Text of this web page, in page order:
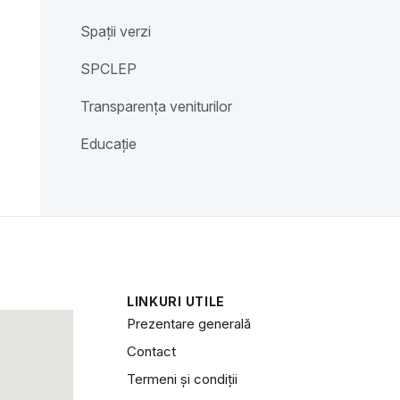
Spații verzi
SPCLEP
Transparența veniturilor
Educație
LINKURI UTILE
Prezentare generală
Contact
Termeni și condiții